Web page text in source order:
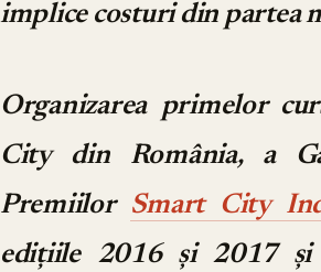
implice costuri din partea
Organizarea primelor
City din România, a
Premiilor Smart City
edițiile 2016 și 2017